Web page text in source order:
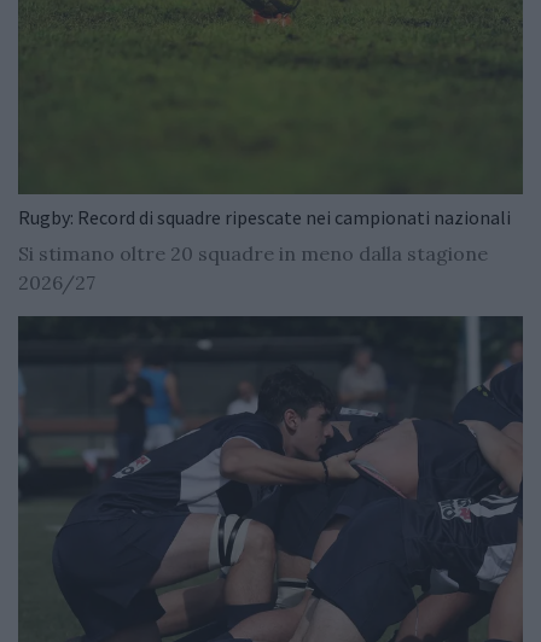
Rugby: Record di squadre ripescate nei campionati nazionali
Si stimano oltre 20 squadre in meno dalla stagione
2026/27